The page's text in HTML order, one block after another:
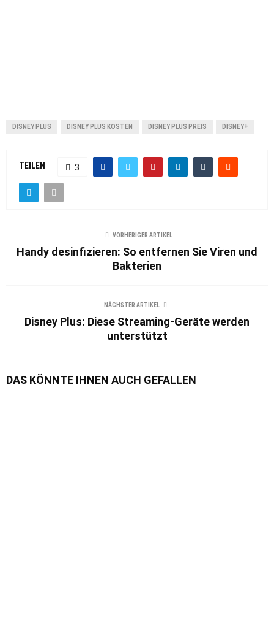
DISNEY PLUS DISNEY PLUS KOSTEN DISNEY PLUS PREIS DISNEY+
TEILEN 3
VORHERIGER ARTIKEL
Handy desinfizieren: So entfernen Sie Viren und
Bakterien
NÄCHSTER ARTIKEL
Disney Plus: Diese Streaming-Geräte werden
unterstützt
DAS KÖNNTE IHNEN AUCH GEFALLEN